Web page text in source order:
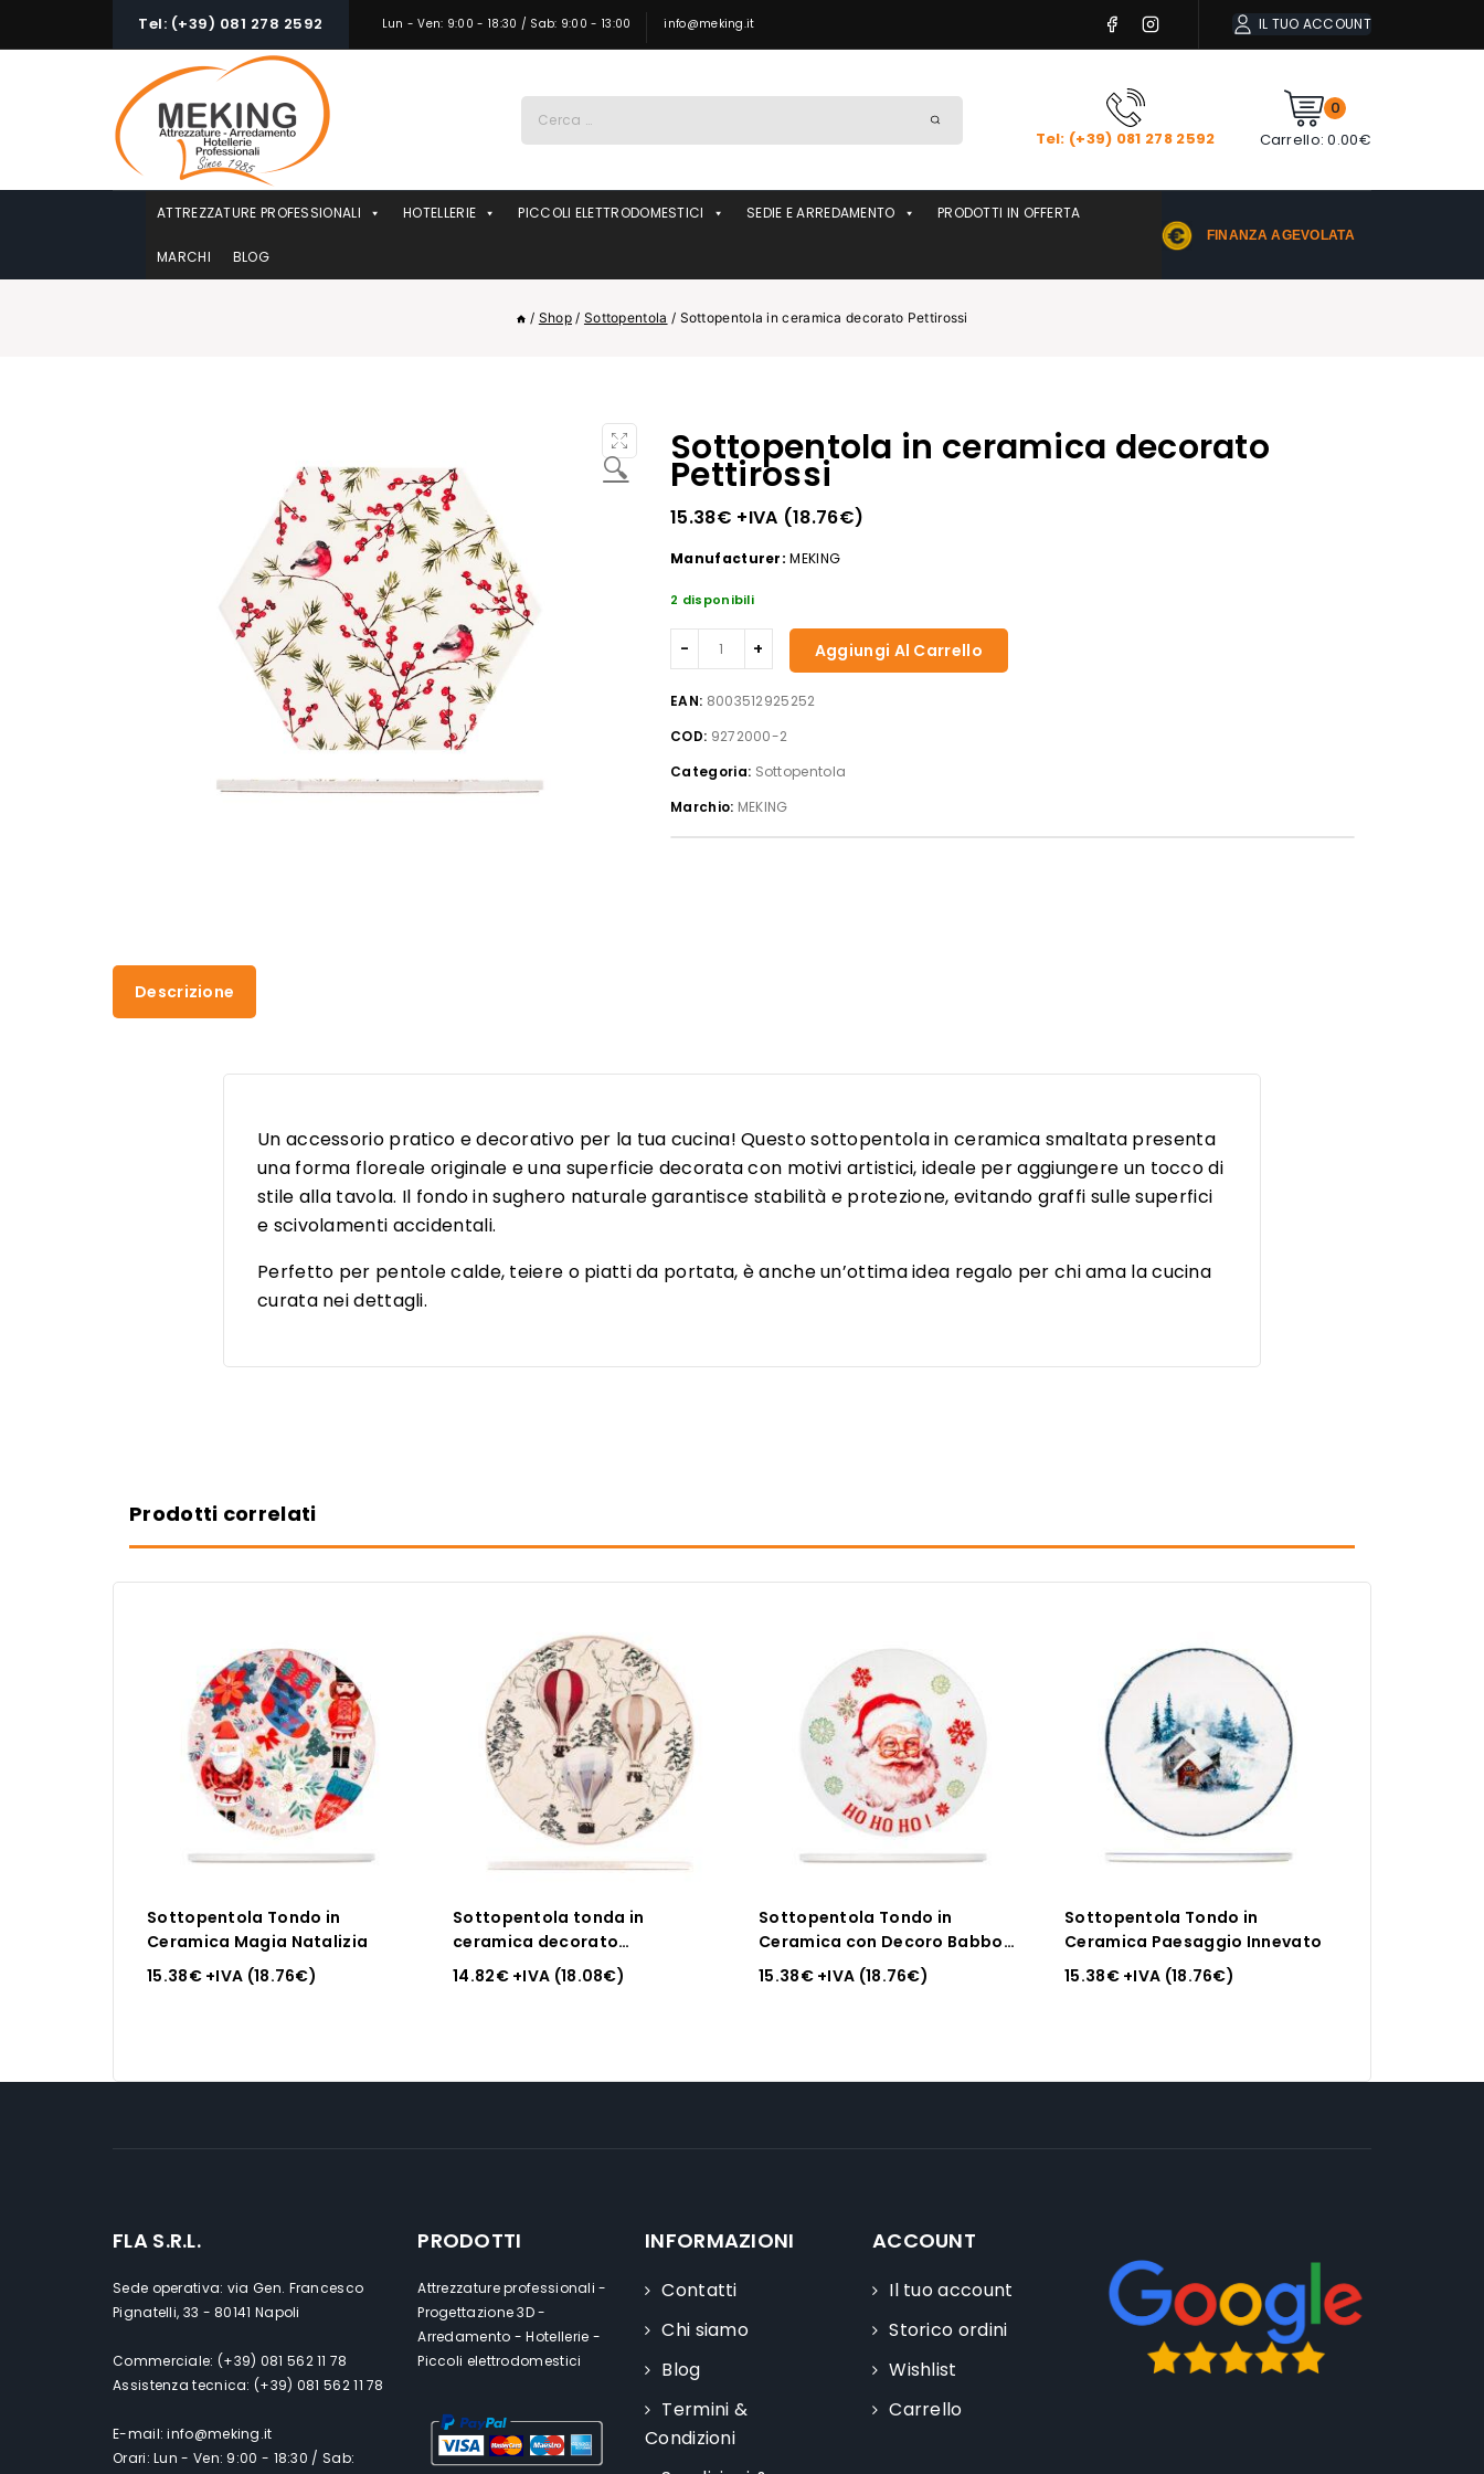
Tel: (+39) 081 278 2592 Lun - Ven: 9:00 - 18:30 / Sab: 9:00 - 13:00 info@meking.it IL TUO ACCOUNT
per:
Tel: (+39) 081 278 2592
0
Carrello: 0.00€
ATTREZZATURE PROFESSIONALI HOTELLERIE PICCOLI ELETTRODOMESTICI SEDIE E ARREDAMENTO PRODOTTI IN OFFERTA
MARCHI BLOG
FINANZA AGEVOLATA
/ Shop / Sottopentola / Sottopentola in ceramica decorato Pettirossi
🔍 Sottopentola in ceramica decorato
Pettirossi
15.38€ +IVA (18.76€)
Manufacturer: MEKING
2 disponibili
Sottopentola
in
Pettirossi
quantità
Aggiungi Al Carrello
EAN: 8003512925252
COD: 9272000-2
Categoria: Sottopentola
Marchio: MEKING
Descrizione
Un accessorio pratico e decorativo per la tua cucina! Questo sottopentola in ceramica smaltata presenta
una forma floreale originale e una superficie decorata con motivi artistici, ideale per aggiungere un tocco di
stile alla tavola. Il fondo in sughero naturale garantisce stabilità e protezione, evitando graffi sulle superfici
e scivolamenti accidentali.
Perfetto per pentole calde, teiere o piatti da portata, è anche un’ottima idea regalo per chi ama la cucina
curata nei dettagli.
Prodotti correlati
Sottopentola Tondo in
Ceramica Magia Natalizia
15.38€+IVA (18.76€)
Sottopentola tonda in
ceramica decorato
Mongolfiera
14.82€+IVA (18.08€)
Sottopentola Tondo in
Ceramica con Decoro Babbo
Natale
15.38€+IVA (18.76€)
Sottopentola Tondo in
Ceramica Paesaggio Innevato
15.38€+IVA (18.76€)
FLA S.R.L.
Sede operativa: via Gen. Francesco
Pignatelli, 33 - 80141 Napoli
Commerciale: (+39) 081 562 11 78
Assistenza tecnica: (+39) 081 562 11 78
E-mail: info@meking.it
Orari: Lun - Ven: 9:00 - 18:30 / Sab:
PRODOTTI
Attrezzature professionali -
Progettazione 3D -
Arredamento - Hotellerie -
Piccoli elettrodomestici
INFORMAZIONI
Contatti
Chi siamo
Blog
Termini &
Condizioni
ACCOUNT
Il tuo account
Storico ordini
Wishlist
Carrello